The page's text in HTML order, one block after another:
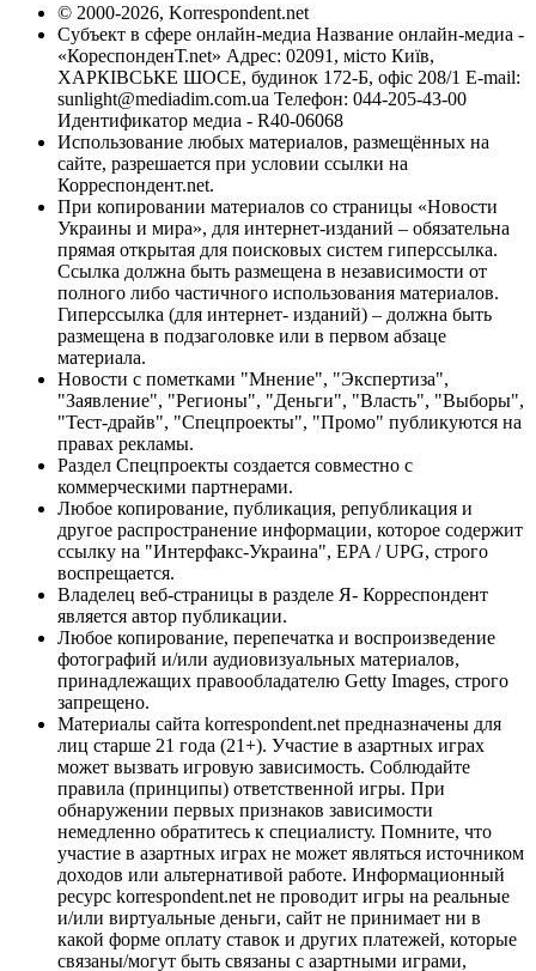
© 2000-2026, Korrespondent.net
Субъект в сфере онлайн-медиа Название онлайн-медиа -
«КореспонденТ.net» Адрес: 02091, місто Київ,
ХАРКІВСЬКЕ ШОСЕ, будинок 172-Б, офіс 208/1 E-mail:
sunlight@mediadim.com.ua Телефон: 044-205-43-00
Идентификатор медиа - R40-06068
Использование любых материалов, размещённых на
сайте, разрешается при условии ссылки на
Корреспондент.net.
При копировании материалов со страницы «Новости
Украины и мира», для интернет-изданий – обязательна
прямая открытая для поисковых систем гиперссылка.
Ссылка должна быть размещена в независимости от
полного либо частичного использования материалов.
Гиперссылка (для интернет- изданий) – должна быть
размещена в подзаголовке или в первом абзаце
материала.
Новости с пометками "Мнение", "Экспертиза",
"Заявление", "Регионы", "Деньги", "Власть", "Выборы",
"Тест-драйв", "Спецпроекты", "Промо" публикуются на
правах рекламы.
Раздел Спецпроекты создается совместно с
коммерческими партнерами.
Любое копирование, публикация, републикация и
другое распространение информации, которое содержит
ссылку на "Интерфакс-Украина", EPA / UPG, строго
воспрещается.
Владелец веб-страницы в разделе Я- Корреспондент
является автор публикации.
Любое копирование, перепечатка и воспроизведение
фотографий и/или аудиовизуальных материалов,
принадлежащих правообладателю Getty Images, строго
запрещено.
Материалы сайта korrespondent.net предназначены для
лиц старше 21 года (21+). Участие в азартных играх
может вызвать игровую зависимость. Соблюдайте
правила (принципы) ответственной игры. При
обнаружении первых признаков зависимости
немедленно обратитесь к специалисту. Помните, что
участие в азартных играх не может являться источником
доходов или альтернативой работе. Информационный
ресурс korrespondent.net не проводит игры на реальные
и/или виртуальные деньги, сайт не принимает ни в
какой форме оплату ставок и других платежей, которые
связаны/могут быть связаны с азартными играми,